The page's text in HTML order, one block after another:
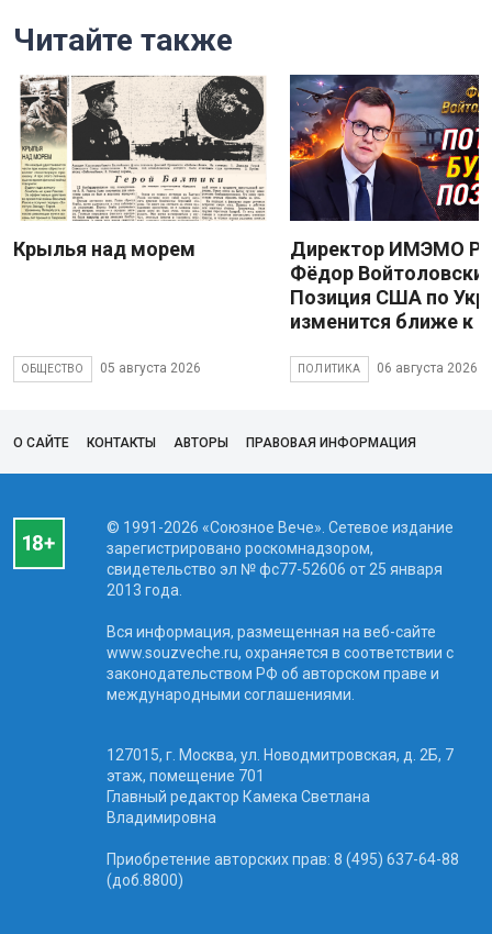
Читайте также
Крылья над морем
ОБЩЕСТВО 05 августа 2026
Директор ИМЭМО
Фёдор
Позиция США по
изменится ближе к
ПОЛИТИКА 06 августа 2026
О САЙТЕ КОНТАКТЫ АВТОРЫ ПРАВОВАЯ ИНФОРМАЦИЯ
© 1991-2026 «Союзное Вече». Сетевое издание
зарегистрировано роскомнадзором,
свидетельство эл № фc77-52606 от 25 января
2013 года.
Вся информация, размещенная на веб-сайте
www.souzveche.ru, охраняется в соответствии с
законодательством РФ об авторском праве и
международными соглашениями.
127015, г. Москва, ул. Новодмитровская, д. 2Б, 7
этаж, помещение 701
Главный редактор Камека Светлана
Владимировна
Приобретение авторских прав: 8 (495) 637-64-88
(доб.8800)